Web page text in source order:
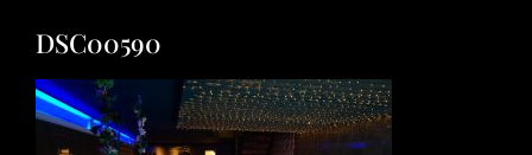
FOTO’S
INFO
DSC00590